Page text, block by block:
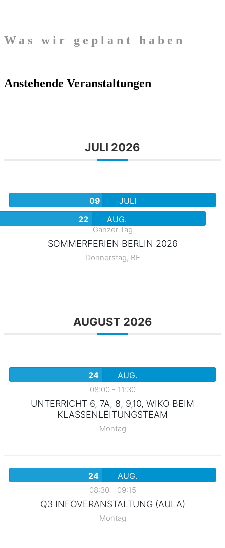
Was wir geplant haben
Anstehende Veranstaltungen
JULI 2026
09
JULI
22
AUG.
Ganzer Tag
SOMMERFERIEN BERLIN 2026
Donnerstag, BE
AUGUST 2026
24 AUG.
08:00 - 11:30
UNTERRICHT 6, 7A, 8, 9,10, WIKO BEIM
KLASSENLEITUNGSTEAM
Montag
24 AUG.
08:30 - 09:15
Q3 INFOVERANSTALTUNG (AULA)
Montag